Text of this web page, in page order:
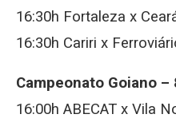
16:30h Fortaleza x
16:30h Cariri x
Campeonato Goiano –
16:00h ABECAT x Vila